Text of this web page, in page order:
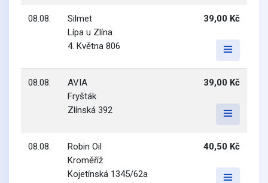
08.08.
Silmet
Lípa u Zlína
4. Května 806
39,00 Kč
08.08.
AVIA
Fryšták
Zlínská 392
39,00 Kč
08.08.
Robin Oil
Kroměříž
Kojetínská 1345/62a
40,50 Kč